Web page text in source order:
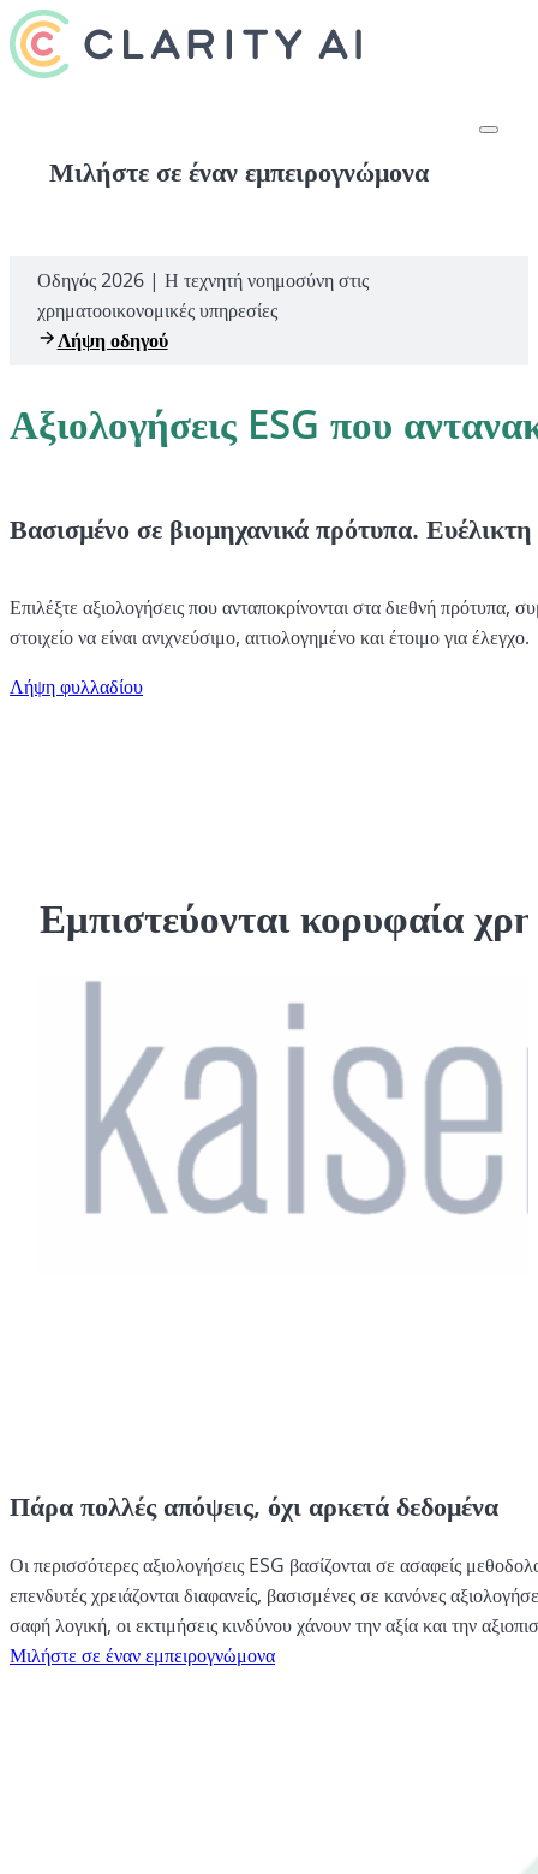
Μιλήστε σε έναν εμπειρογνώμονα
Οδηγός 2026 | Η τεχνητή νοημοσύνη στις
χρηματοοικονομικές υπηρεσίες
Λήψη οδηγού
Αξιολογήσεις ESG που
Βασισμένο σε βιομηχανικά πρότυπα.
Επιλέξτε αξιολογήσεις που ανταποκρίνονται στα διεθνή πρότυπα,
στοιχείο να είναι ανιχνεύσιμο, αιτιολογημένο και έτοιμο για έλεγχο.
Λήψη φυλλαδίου
Εμπιστεύονται κορυφαία
Πάρα πολλές απόψεις, όχι αρκετά δεδομένα
Οι περισσότερες αξιολογήσεις ESG βασίζονται σε ασαφείς
επενδυτές χρειάζονται διαφανείς, βασισμένες σε κανόνες
σαφή λογική, οι εκτιμήσεις κινδύνου χάνουν την αξία και την
Μιλήστε σε έναν εμπειρογνώμονα